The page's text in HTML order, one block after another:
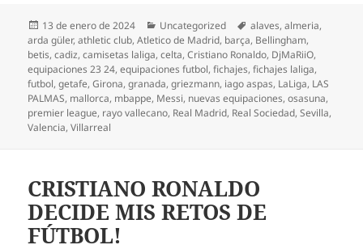
Publicado
el
13 de enero de 2024 Categorías
Uncategorized Etiquetas
alaves,almeria,
arda güler,athletic club,Atletico de Madrid, barça, Bellingham,
betis,cadiz,camisetas laliga,celta,Cristiano Ronaldo, DjMaRiiO,
equipaciones 23 24,equipaciones futbol,fichajes,fichajes laliga,
futbol,getafe,Girona,granada,griezmann, iago aspas, LaLiga, LAS
PALMAS, mallorca, mbappe, Messi, nuevas equipaciones,osasuna,
premier league, rayo vallecano, Real Madrid, Real Sociedad,Sevilla,
Valencia,Villarreal
CRISTIANO RONALDO
DECIDE MIS RETOS DE
FÚTBOL!